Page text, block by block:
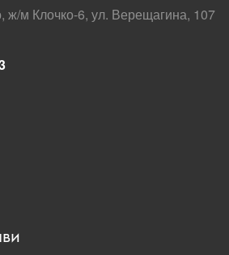
ж/м Клочко-6, ул. Верещагина, 107